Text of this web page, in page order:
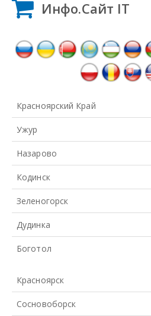
Инфо.Сайт IT
Красноярский Край
Ужур
Назарово
Кодинск
Зеленогорск
Дудинка
Боготол
Красноярск
Сосновоборск